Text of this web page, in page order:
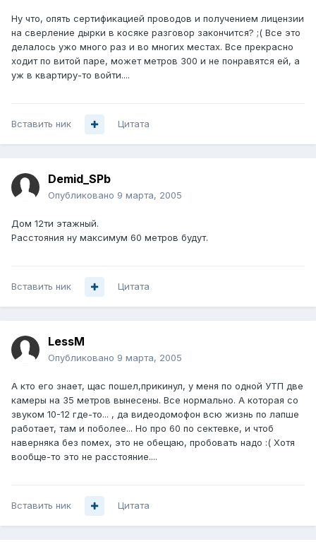
Ну что, опять сертификацией проводов и получением лицензии
на сверление дырки в косяке разговор закончится? ;( Все это
делалось ужо много раз и во многих местах. Все прекрасно
ходит по витой паре, может метров 300 и не понравятся ей, а
уж в квартиру-то войти....
Вставить ник Цитата
Demid_SPb
Опубликовано 9 марта, 2005
Дом 12ти этажный.
Расстояния ну максимум 60 метров будут.
Вставить ник Цитата
LessM
Опубликовано 9 марта, 2005
А кто его знает, щас пошел,прикинул, у меня по одной УТП две
камеры на 35 метров вынесены. Все нормально. А которая со
звуком 10-12 где-то... , да видеодомофон всю жизнь по лапше
работает, там и поболее... Но про 60 по сектевке, и чтоб
наверняка без помех, это не обещаю, пробовать надо :( Хотя
вообще-то это не расстояние....
Вставить ник Цитата